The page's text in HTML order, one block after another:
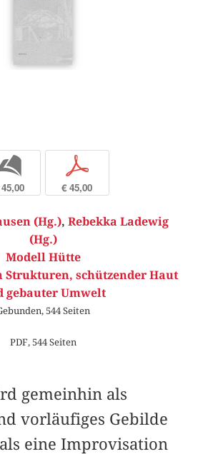
p
€ 45,00
(Hg.), Rebekka Ladewig
(Hg.)
Modell Hütte
Strukturen, schützender Haut
gebauter Umwelt
544 Seiten
PDF, 544 Seiten
gemeinhin als
vorläufiges Gebilde
eine Improvisation